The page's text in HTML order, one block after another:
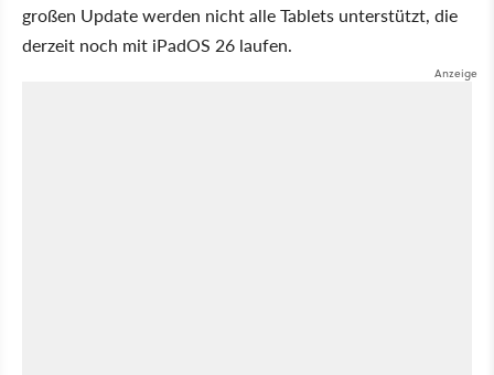
großen Update werden nicht alle Tablets unterstützt, die
derzeit noch mit iPadOS 26 laufen.